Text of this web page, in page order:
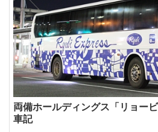
両備ホールディングス「リョー
車記